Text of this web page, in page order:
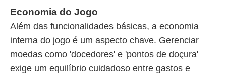
Economia do Jogo
Além das funcionalidades básicas, a economia
interna do jogo é um aspecto chave. Gerenciar
moedas como 'docedores' e 'pontos de doçura'
exige um equilíbrio cuidadoso entre gastos e